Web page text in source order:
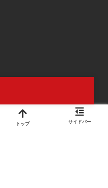
トップ サイドバー